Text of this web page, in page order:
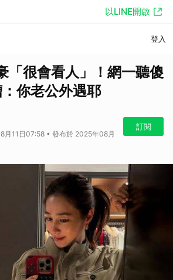
以LINE開啟
登入
「很會看人」！網一聽傻
你老公外遇耶
月11日07:58 • 發布於 2025年08月
訂閱